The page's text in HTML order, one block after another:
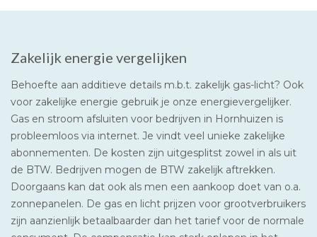
Zakelijk energie vergelijken
Behoefte aan additieve details m.b.t. zakelijk gas-licht? Ook
voor zakelijke energie gebruik je onze energievergelijker.
Gas en stroom afsluiten voor bedrijven in Hornhuizen is
probleemloos via internet. Je vindt veel unieke zakelijke
abonnementen. De kosten zijn uitgesplitst zowel in als uit
de BTW. Bedrijven mogen de BTW zakelijk aftrekken.
Doorgaans kan dat ook als men een aankoop doet van o.a.
zonnepanelen. De gas en licht prijzen voor grootverbruikers
zijn aanzienlijk betaalbaarder dan het tarief voor de normale